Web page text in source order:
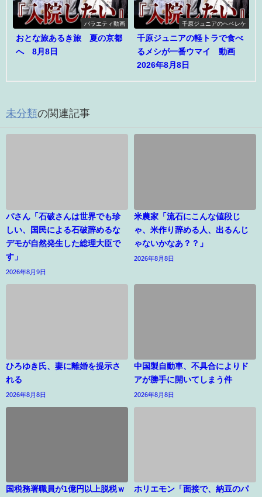
バラエティ動画
おとな旅あるき旅 夏の京都
へ 8月8日
千原ジュニアのヘベレケ
千原ジュニアの軽トラで食べ
るメシが一番ウマイ 動画
2026年8月8日
未分類の関連記事
パさん「石破さんは世界でも珍
しい、国民による石破辞めるな
デモが自然発生した総理大臣で
す」
2026年8月9日
米農家「流石にこんな値段じ
ゃ、米作り辞める人、出るんじ
ゃないかなあ？？」
2026年8月8日
ひろゆき氏、妻に離婚を提示さ
れる
2026年8月8日
中国製自動車、不具合によりド
アが勝手に開いてしまう件
2026年8月8日
国税務署職員が1億円以上脱税ｗ
ホリエモン「面接で、納豆のパ